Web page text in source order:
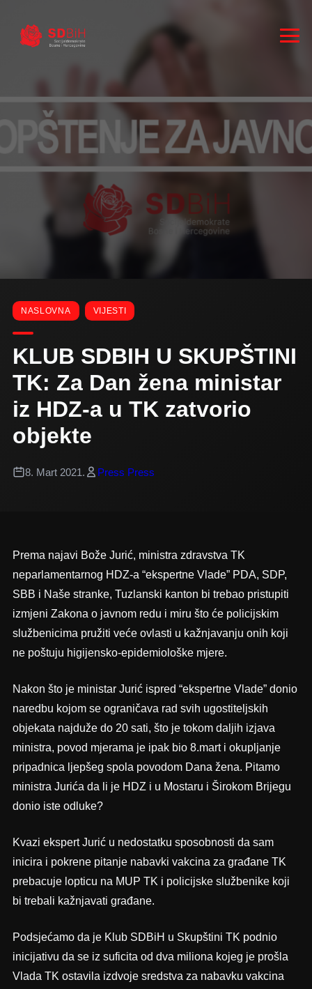
RUKOVODSTVO
NASLOVNA VIJESTI
KLUB SDBIH U SKUPŠTINI
TK: Za Dan žena ministar
iz HDZ-a u TK zatvorio
objekte
8. Mart 2021. Press Press
Prema najavi Bože Jurić, ministra zdravstva TK
neparlamentarnog HDZ-a “ekspertne Vlade” PDA, SDP,
SBB i Naše stranke, Tuzlanski kanton bi trebao pristupiti
izmjeni Zakona o javnom redu i miru što će policijskim
službenicima pružiti veće ovlasti u kažnjavanju onih koji
ne poštuju higijensko-epidemiološke mjere.
Nakon što je ministar Jurić ispred “ekspertne Vlade” donio
naredbu kojom se ograničava rad svih ugostiteljskih
objekata najduže do 20 sati, što je tokom daljih izjava
ministra, povod mjerama je ipak bio 8.mart i okupljanje
pripadnica ljepšeg spola povodom Dana žena. Pitamo
ministra Jurića da li je HDZ i u Mostaru i Širokom Brijegu
donio iste odluke?
Kvazi ekspert Jurić u nedostatku sposobnosti da sam
inicira i pokrene pitanje nabavki vakcina za građane TK
prebacuje lopticu na MUP TK i policijske službenike koji
bi trebali kažnjavati građane.
Podsjećamo da je Klub SDBiH u Skupštini TK podnio
inicijativu da se iz suficita od dva miliona kojeg je prošla
Vlada TK ostavila izdvoje sredstva za nabavku vakcina